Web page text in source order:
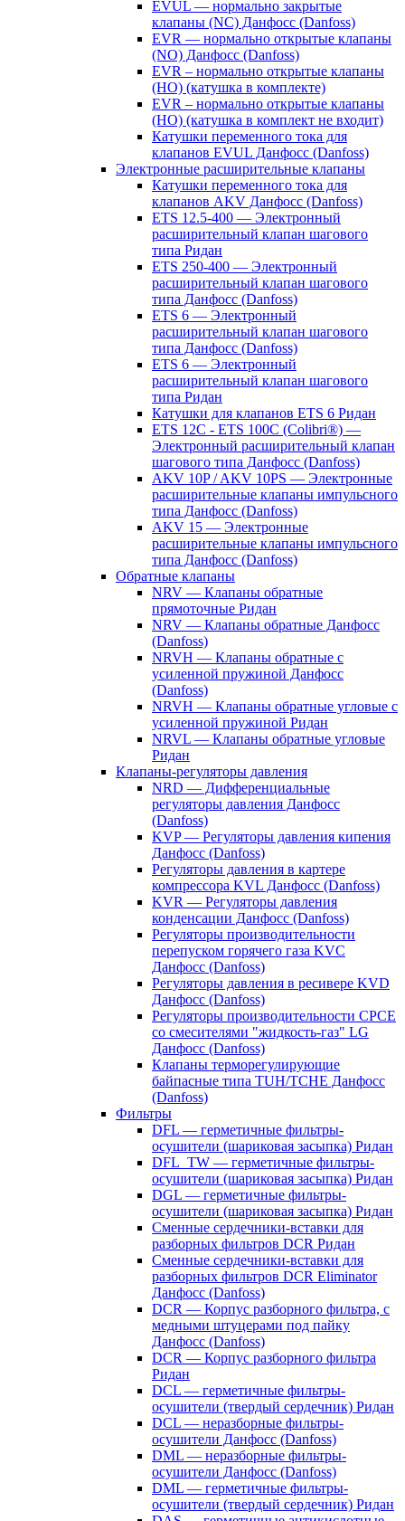
EVUL — нормально закрытые
клапаны (NC) Данфосс (Danfoss)
EVR — нормально открытые клапаны
(NO) Данфосс (Danfoss)
EVR – нормально открытые клапаны
(НО) (катушка в комплекте)
EVR – нормально открытые клапаны
(НО) (катушка в комплект не входит)
Катушки переменного тока для
клапанов EVUL Данфосс (Danfoss)
Электронные расширительные клапаны
Катушки переменного тока для
клапанов AKV Данфосс (Danfoss)
ETS 12.5-400 — Электронный
расширительный клапан шагового
типа Ридан
ETS 250-400 — Электронный
расширительный клапан шагового
типа Данфосс (Danfoss)
ETS 6 — Электронный
расширительный клапан шагового
типа Данфосс (Danfoss)
ETS 6 — Электронный
расширительный клапан шагового
типа Ридан
Катушки для клапанов ETS 6 Ридан
ETS 12C - ETS 100C (Colibri®) —
Электронный расширительный клапан
шагового типа Данфосс (Danfoss)
AKV 10P / AKV 10PS — Электронные
расширительные клапаны импульсного
типа Данфосс (Danfoss)
AKV 15 — Электронные
расширительные клапаны импульсного
типа Данфосс (Danfoss)
Обратные клапаны
NRV — Клапаны обратные
прямоточные Ридан
NRV — Клапаны обратные Данфосс
(Danfoss)
NRVH — Клапаны обратные с
усиленной пружиной Данфосс
(Danfoss)
NRVH — Клапаны обратные угловые с
усиленной пружиной Ридан
NRVL — Клапаны обратные угловые
Ридан
Клапаны-регуляторы давления
NRD — Дифференциальные
регуляторы давления Данфосс
(Danfoss)
KVP — Регуляторы давления кипения
Данфосс (Danfoss)
Регуляторы давления в картере
компрессора KVL Данфосс (Danfoss)
KVR — Регуляторы давления
конденсации Данфосс (Danfoss)
Регуляторы производительности
перепуском горячего газа KVC
Данфосс (Danfoss)
Регуляторы давления в ресивере KVD
Данфосс (Danfoss)
Регуляторы производительности CPCE
со смесителями "жидкость-газ" LG
Данфосс (Danfoss)
Клапаны терморегулирующие
байпасные типа TUH/TCHE Данфосс
(Danfoss)
Фильтры
DFL — герметичные фильтры-
осушители (шариковая засыпка) Ридан
DFL_TW — герметичные фильтры-
осушители (шариковая засыпка) Ридан
DGL — герметичные фильтры-
осушители (шариковая засыпка) Ридан
Сменные сердечники-вставки для
разборных фильтров DCR Ридан
Сменные сердечники-вставки для
разборных фильтров DCR Eliminator
Данфосс (Danfoss)
DCR — Корпус разборного фильтра, с
медными штуцерами под пайку
Данфосс (Danfoss)
DCR — Корпус разборного фильтра
Ридан
DCL — герметичные фильтры-
осушители (твердый сердечник) Ридан
DCL — неразборные фильтры-
осушители Данфосс (Danfoss)
DML — неразборные фильтры-
осушители Данфосс (Danfoss)
DML — герметичные фильтры-
осушители (твердый сердечник) Ридан